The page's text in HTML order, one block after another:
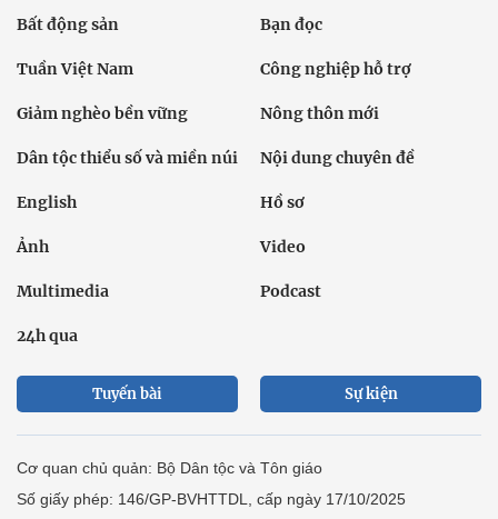
Bất động sản Bạn đọc
Tuần Việt Nam Công nghiệp hỗ trợ
Giảm nghèo bền vững Nông thôn mới
Dân tộc thiểu số và miền núi Nội dung chuyên đề
English Hồ sơ
Ảnh Video
Multimedia Podcast
24h qua
Tuyến bài Sự kiện
Cơ quan chủ quản: Bộ Dân tộc và Tôn giáo
Số giấy phép: 146/GP-BVHTTDL, cấp ngày 17/10/2025